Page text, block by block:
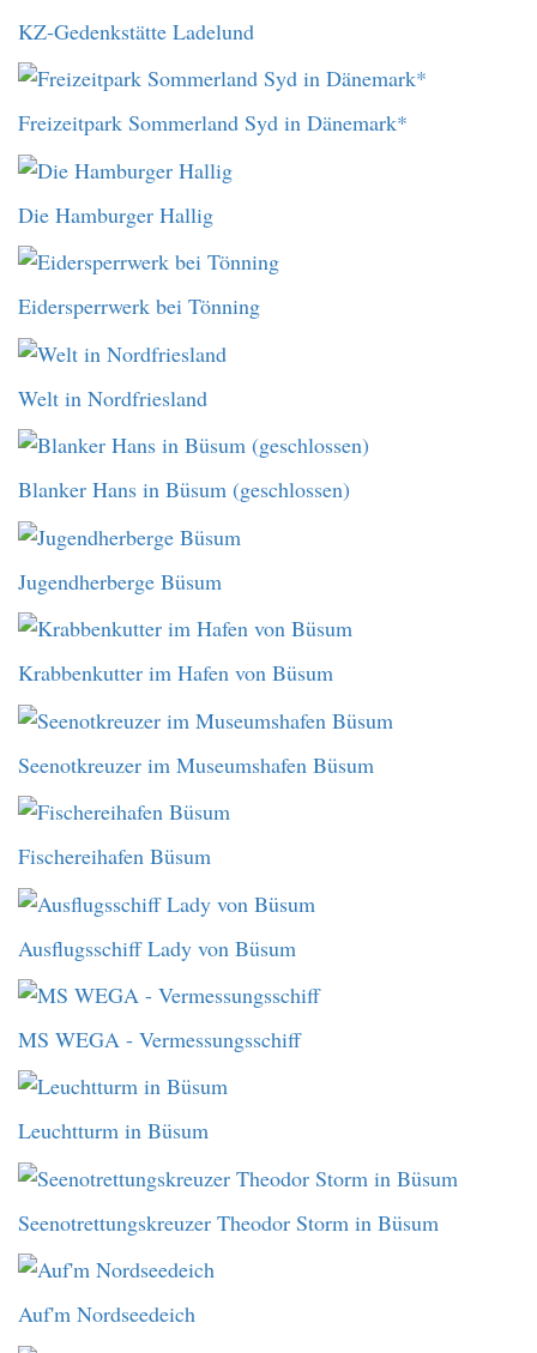
KZ-Gedenkstätte Ladelund
Freizeitpark Sommerland Syd in Dänemark*
Die Hamburger Hallig
Eidersperrwerk bei Tönning
Welt in Nordfriesland
Blanker Hans in Büsum (geschlossen)
Jugendherberge Büsum
Krabbenkutter im Hafen von Büsum
Seenotkreuzer im Museumshafen Büsum
Fischereihafen Büsum
Ausflugsschiff Lady von Büsum
MS WEGA - Vermessungsschiff
Leuchtturm in Büsum
Seenotrettungskreuzer Theodor Storm in Büsum
Auf'm Nordseedeich